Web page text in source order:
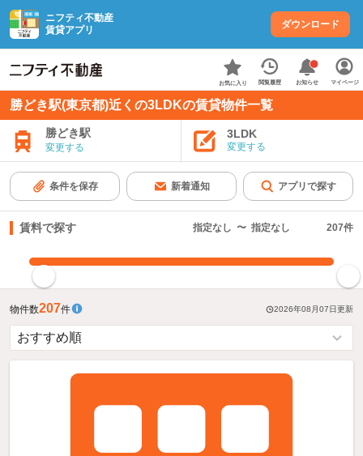
ニフティ不動産
賃貸アプリ
ダウンロード
お気に入り 閲覧履歴 お知らせ マイページ
勝どき駅(東京都)近くの3LDKの賃貸物件一覧
勝どき駅
変更する
3LDK
変更する
条件を保存 新着通知 アプリで探す
賃料で探す 指定なし 〜 指定なし 207件
物件数207件 2026年08月07日更新